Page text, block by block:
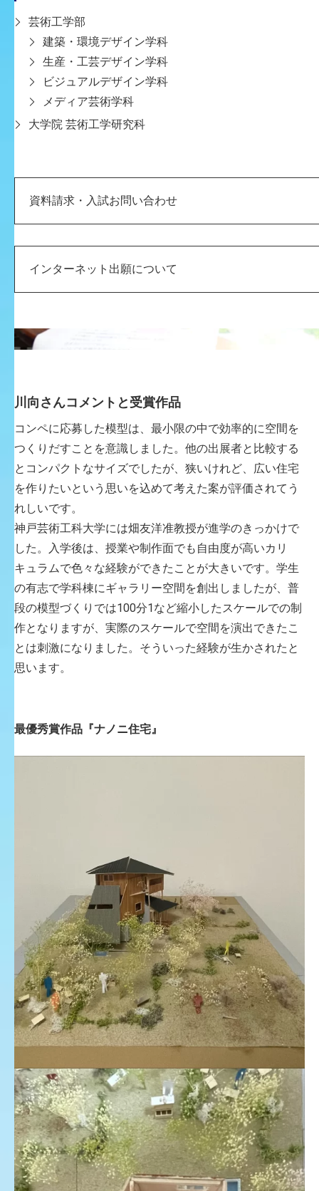
芸術工学部
建築・環境デザイン学科
生産・工芸デザイン学科
ビジュアルデザイン学科
メディア芸術学科
大学院 芸術工学研究科
資料請求・入試お問い合わせ
インターネット出願について
川向さんコメントと受賞作品
コンペに応募した模型は、最小限の中で効率的に空間を
つくりだすことを意識しました。他の出展者と比較する
とコンパクトなサイズでしたが、狭いけれど、広い住宅
を作りたいという思いを込めて考えた案が評価されてう
れしいです。
神戸芸術工科大学には畑友洋准教授が進学のきっかけで
した。入学後は、授業や制作面でも自由度が高いカリ
キュラムで色々な経験ができたことが大きいです。学生
の有志で学科棟にギャラリー空間を創出しましたが、普
段の模型づくりでは100分1など縮小したスケールでの制
作となりますが、実際のスケールで空間を演出できたこ
とは刺激になりました。そういった経験が生かされたと
思います。
最優秀賞作品『ナノニ住宅』